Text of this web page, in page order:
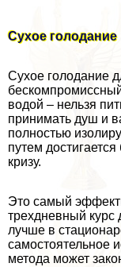
Сухое голодание
Сухое голодание
водой – нельзя
принимать душ и
полностью
путем
кризу.
Это самый
трехдневный курс
лучше в
самостоятельное
метода может